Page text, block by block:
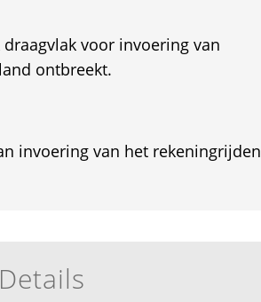
voor invoering van
ontbreekt.
invoering van het rekeningrijden
Details